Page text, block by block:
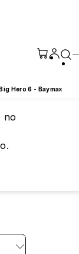
Hero 6 - Baymax
no